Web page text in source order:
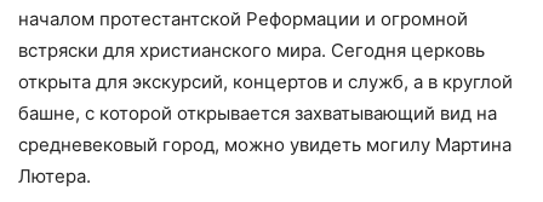
началом протестантской Реформации и огромной
встряски для христианского мира. Сегодня церковь
открыта для экскурсий, концертов и служб, а в круглой
башне, с которой открывается захватывающий вид на
средневековый город, можно увидеть могилу Мартина
Лютера.